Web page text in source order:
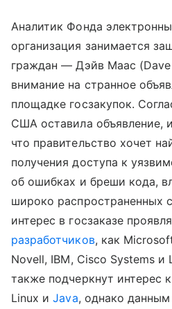
Аналитик Фонда
организация занимается
граждан — Дэйв Маас (Dave
внимание на странное
площадке госзакупок.
США оставила объявление,
что правительство хочет
получения доступа к
об ошибках и бреши кода,
широко распространенных
интерес в госзаказе
разработчиков, как
Novell, IBM, Cisco Systems и
также подчеркнут интерес
Linux иJava, однако